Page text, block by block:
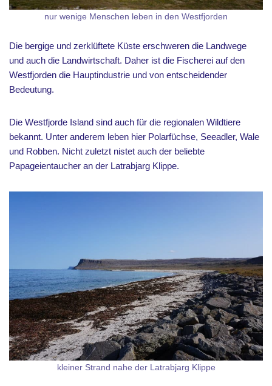
nur wenige Menschen leben in den Westfjorden
Die bergige und zerklüftete Küste erschweren die Landwege
und auch die Landwirtschaft. Daher ist die Fischerei auf den
Westfjorden die Hauptindustrie und von entscheidender
Bedeutung.
Die Westfjorde Island sind auch für die regionalen Wildtiere
bekannt. Unter anderem leben hier Polarfüchse, Seeadler, Wale
und Robben. Nicht zuletzt nistet auch der beliebte
Papageientaucher an der Latrabjarg Klippe.
kleiner Strand nahe der Latrabjarg Klippe